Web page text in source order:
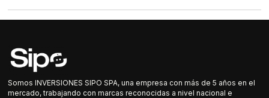
Somos INVERSIONES SIPO SPA, una empresa con más de 5 años en el
mercado, trabajando con marcas reconocidas a nivel nacional e